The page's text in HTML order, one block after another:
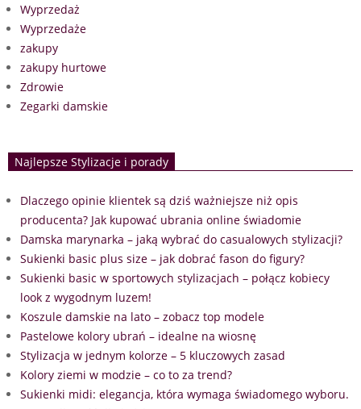
Wyprzedaż
Wyprzedaże
zakupy
zakupy hurtowe
Zdrowie
Zegarki damskie
Najlepsze Stylizacje i porady
Dlaczego opinie klientek są dziś ważniejsze niż opis
producenta? Jak kupować ubrania online świadomie
Damska marynarka – jaką wybrać do casualowych stylizacji?
Sukienki basic plus size – jak dobrać fason do figury?
Sukienki basic w sportowych stylizacjach – połącz kobiecy
look z wygodnym luzem!
Koszule damskie na lato – zobacz top modele
Pastelowe kolory ubrań – idealne na wiosnę
Stylizacja w jednym kolorze – 5 kluczowych zasad
Kolory ziemi w modzie – co to za trend?
Sukienki midi: elegancja, która wymaga świadomego wyboru.